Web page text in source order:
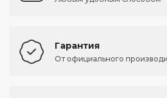
Гарантия
От официального